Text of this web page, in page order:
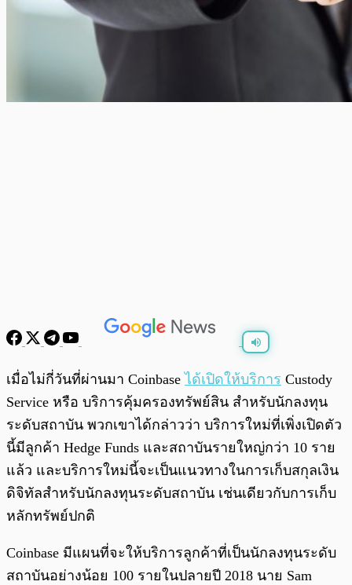
พร้อมเล่น
เมื่อไม่กี่วันที่ผ่านมา Coinbase ได้เปิดให้บริการ Custody
Service หรือ บริการคุ้มครองทรัพย์สิน สำหรับนักลงทุน
ระดับสถาบัน พวกเขาได้กล่าวว่า บริการใหม่ที่เพิ่งเปิดตัว
นี้มีลูกค้า Hedge Funds และสถาบันรายใหญ่กว่า 10 ราย
แล้ว และบริการใหม่นี้จะเป็นแนวทางในการเก็บสกุลเงิน
ดิจิทัลสำหรับนักลงทุนระดับสถาบัน เช่นเดียวกับการเก็บ
หลักทรัพย์ปกติ
Coinbase มีแผนที่จะให้บริการลูกค้าที่เป็นนักลงทุนระดับ
สถาบันอย่างน้อย 100 รายในปลายปี 2018 นาย Sam